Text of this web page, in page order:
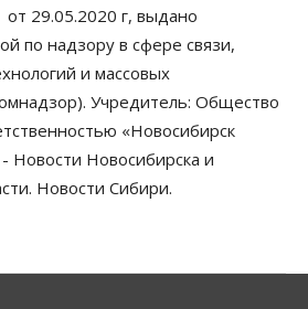
электромобилей в
растут второй месяц
центры Новосибирска
успеха», считает
29.05.2020 г, выдано
по надзору в сфере связи,
и массовых
Учредитель: Общество
«Новосибирск
Новости Новосибирска и
Новости Сибири.